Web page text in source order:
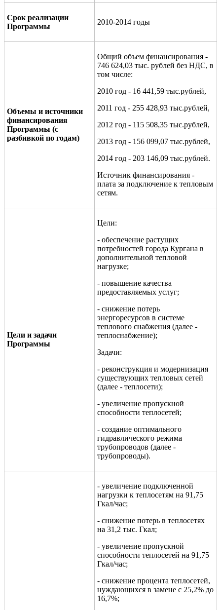
Срок реализации
Программы
2010-2014 годы
Объемы и источники
финансирования
Программы (с
разбивкой по годам)
Общий объем финансирования -
746 624,03 тыс. рублей без НДС, в
том числе:
2010 год - 16 441,59 тыс.рублей,
2011 год - 255 428,93 тыс.рублей,
2012 год - 115 508,35 тыс.рублей,
2013 год - 156 099,07 тыс.рублей,
2014 год - 203 146,09 тыс.рублей.
Источник финансирования -
плата за подключение к тепловым
сетям.
Цели и задачи
Программы
Цели:
- обеспечение растущих
потребностей города Кургана в
дополнительной тепловой
нагрузке;
- повышение качества
предоставляемых услуг;
- снижение потерь
энергоресурсов в системе
теплового снабжения (далее -
теплоснабжение);
Задачи:
- реконструкция и модернизация
существующих тепловых сетей
(далее - теплосети);
- увеличение пропускной
способности теплосетей;
- создание оптимального
гидравлического режима
трубопроводов (далее -
трубопроводы).
- увеличение подключенной
нагрузки к теплосетям на 91,75
Гкал/час;
- снижение потерь в теплосетях
на 31,2 тыс. Гкал;
- увеличение пропускной
способности теплосетей на 91,75
Гкал/час;
- снижение процента теплосетей,
нуждающихся в замене с 25,2% до
16,7%;